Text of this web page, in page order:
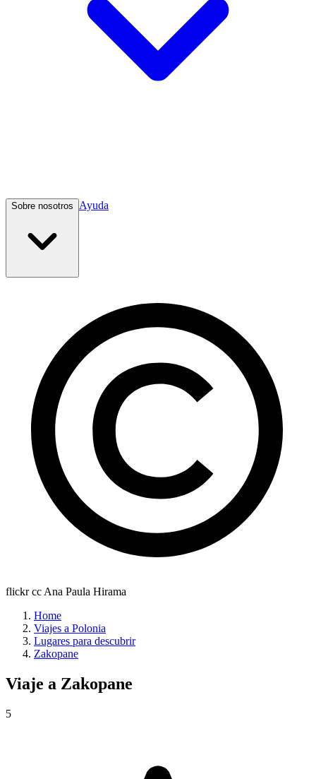
Sobre nosotros Ayuda
flickr cc Ana Paula Hirama
Home
Viajes a Polonia
Lugares para descubrir
Zakopane
Viaje a Zakopane
5